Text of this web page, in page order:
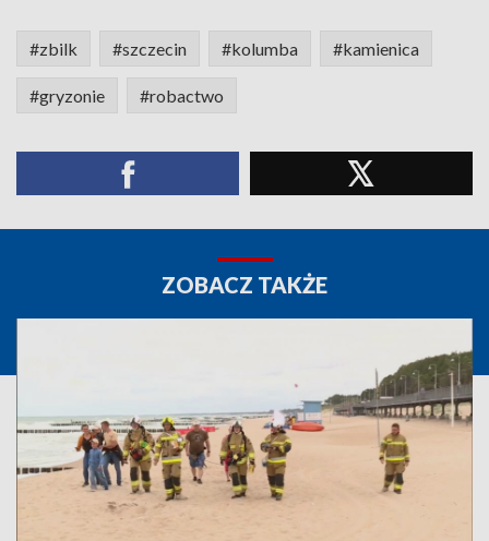
#zbilk #szczecin #kolumba #kamienica
#gryzonie #robactwo
ZOBACZ TAKŻE